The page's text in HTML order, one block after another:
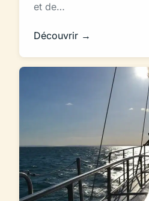
et de…
Découvrir →